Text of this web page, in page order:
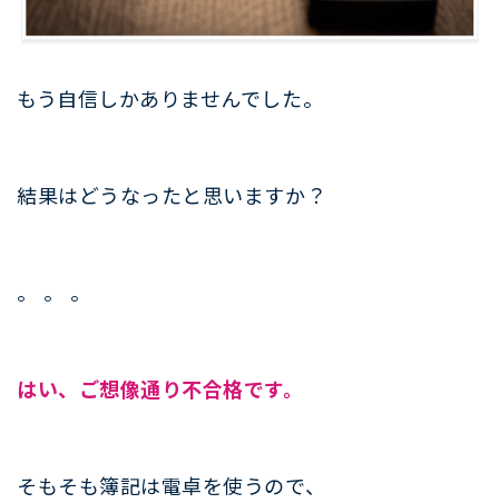
もう自信しかありませんでした。
結果はどうなったと思いますか？
。 。 。
はい、ご想像通り不合格です。
そもそも簿記は電卓を使うので、